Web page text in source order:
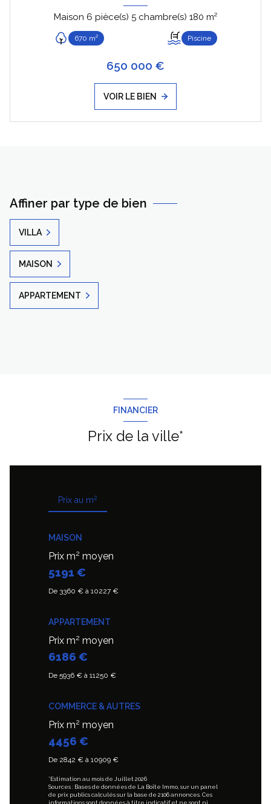
Maison 6 pièce(s) 5 chambre(s) 180 m²
670 m² Piscine
650 000 €
VOIR LE BIEN
Affiner par type de bien
VILLA
MAISON
APPARTEMENT
FINANCIER
Prix de la ville*
Prix au m2
MAISON
Prix m2 moyen
5191 €
De 3360 € à 10227 €
APPARTEMENT
Prix m2 moyen
6186 €
De 5936 € à 11250 €
COMMERCE & AUTRES
Prix m2 moyen
4456 €
De 2842 € à 10909 €
*Estimation au mois de Juillet 2026
Sources : Bases de données de La Boîte Immo, sur un panel
de prix publics calculés sur la base de 2106 annonces. Ces
informations sont données à titre indicatif et ne sont ni